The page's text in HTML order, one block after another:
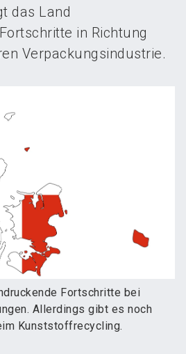
das Land
in Richtung
Verpackungsindustrie.
Fortschritte bei
Allerdings gibt es noch
Kunststoffrecycling.